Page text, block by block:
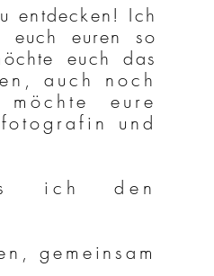
entdecken! Ich
euch euren so
euch das
auch noch
möchte eure
und
ich den
gemeinsam